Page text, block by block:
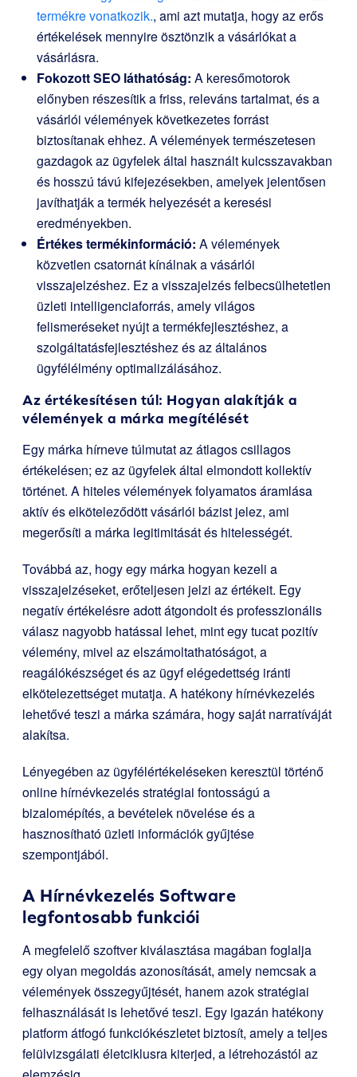
termékre vonatkozik., ami azt mutatja, hogy az erős
értékelések mennyire ösztönzik a vásárlókat a
vásárlásra.
Fokozott SEO láthatóság: A keresőmotorok
előnyben részesítik a friss, releváns tartalmat, és a
vásárlói vélemények következetes forrást
biztosítanak ehhez. A vélemények természetesen
gazdagok az ügyfelek által használt kulcsszavakban
és hosszú távú kifejezésekben, amelyek jelentősen
javíthatják a termék helyezését a keresési
eredményekben.
Értékes termékinformáció: A vélemények
közvetlen csatornát kínálnak a vásárlói
visszajelzéshez. Ez a visszajelzés felbecsülhetetlen
üzleti intelligenciaforrás, amely világos
felismeréseket nyújt a termékfejlesztéshez, a
szolgáltatásfejlesztéshez és az általános
ügyfélélmény optimalizálásához.
Az értékesítésen túl: Hogyan alakítják a
vélemények a márka megítélését
Egy márka hírneve túlmutat az átlagos csillagos
értékelésen; ez az ügyfelek által elmondott kollektív
történet. A hiteles vélemények folyamatos áramlása
aktív és elköteleződött vásárlói bázist jelez, ami
megerősíti a márka legitimitását és hitelességét.
Továbbá az, hogy egy márka hogyan kezeli a
visszajelzéseket, erőteljesen jelzi az értékeit. Egy
negatív értékelésre adott átgondolt és professzionális
válasz nagyobb hatással lehet, mint egy tucat pozitív
vélemény, mivel az elszámoltathatóságot, a
reagálókészséget és az ügyf elégedettség iránti
elkötelezettséget mutatja. A hatékony hírnévkezelés
lehetővé teszi a márka számára, hogy saját narratíváját
alakítsa.
Lényegében az ügyfélértékeléseken keresztül történő
online hírnévkezelés stratégiai fontosságú a
bizalomépítés, a bevételek növelése és a
hasznosítható üzleti információk gyűjtése
szempontjából.
A Hírnévkezelés Software
legfontosabb funkciói
A megfelelő szoftver kiválasztása magában foglalja
egy olyan megoldás azonosítását, amely nemcsak a
vélemények összegyűjtését, hanem azok stratégiai
felhasználását is lehetővé teszi. Egy igazán hatékony
platform átfogó funkciókészletet biztosít, amely a teljes
felülvizsgálati életciklusra kiterjed, a létrehozástól az